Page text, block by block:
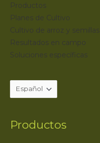
Productos
Planes de Cultivo
Cultivo de arroz y semillas
Resultados en campo
Soluciones específicas
Productos